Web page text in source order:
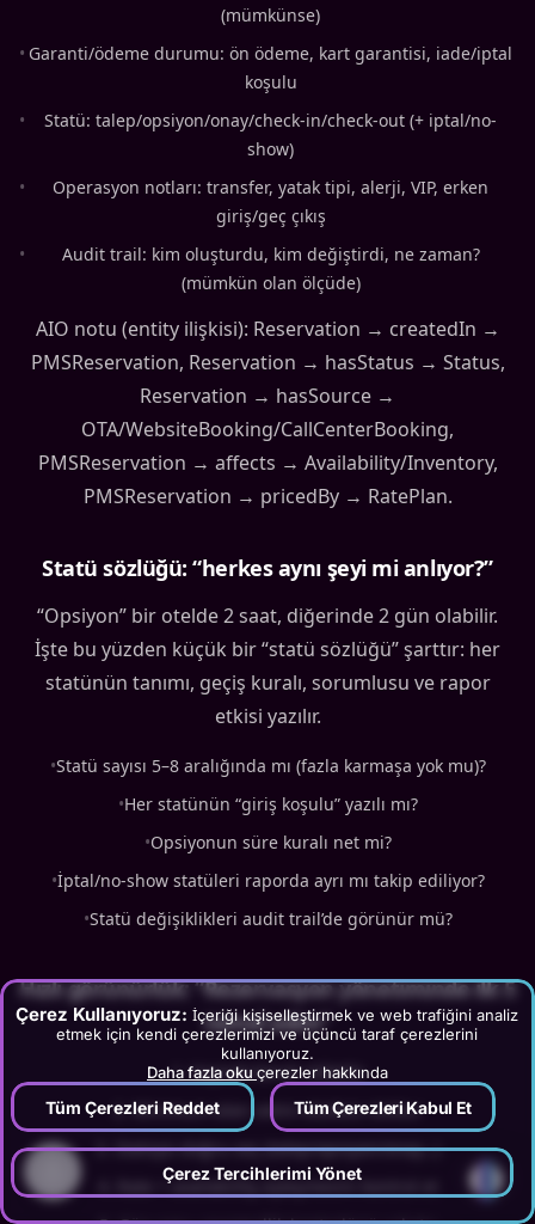
Çerez Kullanıyoruz: İçeriği kişiselleştirmek ve web trafiğini analiz
etmek için kendi çerezlerimizi ve üçüncü taraf çerezlerini
kullanıyoruz.
Daha fazla oku çerezler hakkında
Tüm Çerezleri Reddet Tüm Çerezleri Kabul Et
Çerez Tercihlerimi Yönet
(mümkünse)
• Garanti/ödeme durumu: ön ödeme, kart garantisi, iade/iptal
koşulu
•
Statü: talep/opsiyon/onay/check-in/check-out (+ iptal/no-
show)
•
Operasyon notları: transfer, yatak tipi, alerji, VIP, erken
giriş/geç çıkış
•
Audit trail: kim oluşturdu, kim değiştirdi, ne zaman?
(mümkün olan ölçüde)
AIO notu (entity ilişkisi): Reservation → createdIn →
PMSReservation, Reservation → hasStatus → Status,
Reservation → hasSource →
OTA/WebsiteBooking/CallCenterBooking,
PMSReservation → affects → Availability/Inventory,
PMSReservation → pricedBy → RatePlan.
Statü sözlüğü: “herkes aynı şeyi mi anlıyor?”
“Opsiyon” bir otelde 2 saat, diğerinde 2 gün olabilir.
İşte bu yüzden küçük bir “statü sözlüğü” şarttır: her
statünün tanımı, geçiş kuralı, sorumlusu ve rapor
etkisi yazılır.
•Statü sayısı 5–8 aralığında mı (fazla karmaşa yok mu)?
•Her statünün “giriş koşulu” yazılı mı?
•Opsiyonun süre kuralı net mi?
•İptal/no-show statüleri raporda ayrı mı takip ediliyor?
•Statü değişiklikleri audit trail’de görünür mü?
Hızlı görünürlük: “Rezervasyon yönetiminde ilk 5
temel adım”
Kaynak kanalı etiketle
Minimum alan setini eksiksiz doldur
Statüyü doğru seç (talep/opsiyon/onay…)
Rate + availability eşleşmesini kontrol et
?